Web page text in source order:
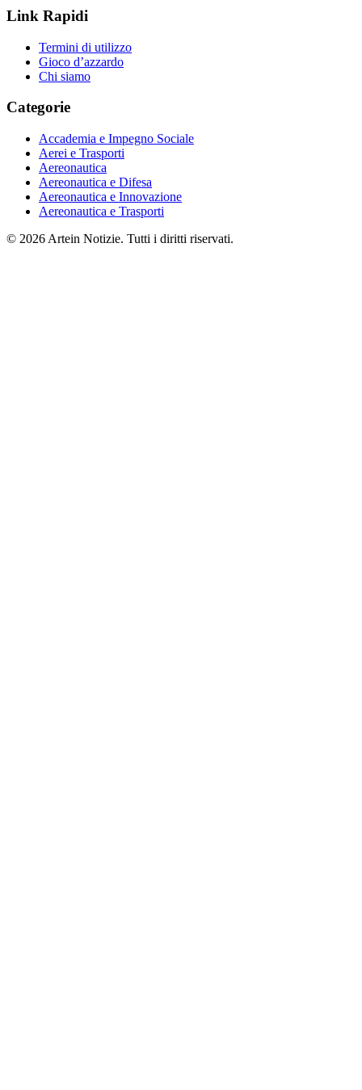
Link Rapidi
Termini di utilizzo
Gioco d’azzardo
Chi siamo
Categorie
Accademia e Impegno Sociale
Aerei e Trasporti
Aereonautica
Aereonautica e Difesa
Aereonautica e Innovazione
Aereonautica e Trasporti
© 2026 Artein Notizie. Tutti i diritti riservati.